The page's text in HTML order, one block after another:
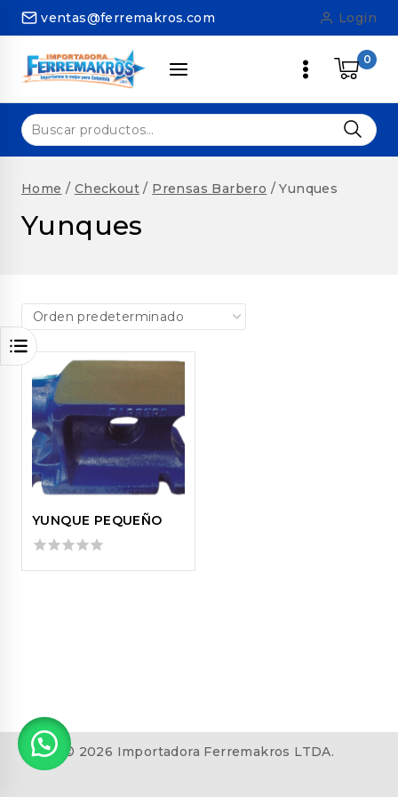
Skip
ventas@ferremakros.com Login
0
Buscar
por:
Home / Checkout / Prensas Barbero / Yunques
Yunques
YUNQUE PEQUEÑO
0
© 2026 Importadora Ferremakros LTDA.